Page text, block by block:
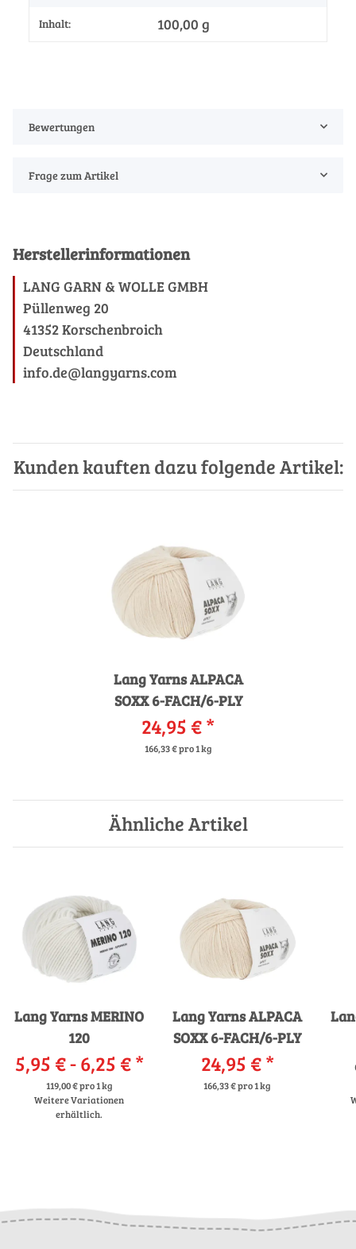
Inhalt: 100,00 g
Bewertungen
Frage zum Artikel
Herstellerinformationen
LANG GARN & WOLLE GMBH
Püllenweg 20
41352 Korschenbroich
Deutschland
info.de@langyarns.com
Kunden kauften dazu folgende Artikel:
Lang Yarns ALPACA
SOXX 6-FACH/6-PLY
24,95 €*
166,33 € pro 1 kg
Ähnliche Artikel
Lang Yarns MERINO
120
5,95 € -6,25 €*
119,00 € pro 1 kg
Weitere Variationen
erhältlich.
Lang Yarns ALPACA
SOXX 6-FACH/6-PLY
24,95 €*
166,33 € pro 1 kg